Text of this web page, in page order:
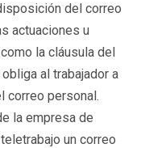
del correo
actuaciones u
la cláusula del
al trabajador a
correo personal.
la empresa de
un correo